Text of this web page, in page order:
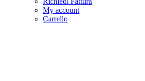
My account
Carrello